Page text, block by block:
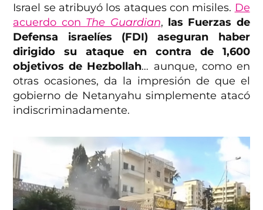
Israel se atribuyó los ataques con misiles. De
acuerdo con The Guardian, las Fuerzas de
Defensa israelíes (FDI) aseguran haber
dirigido su ataque en contra de 1,600
objetivos de Hezbollah… aunque, como en
otras ocasiones, da la impresión de que el
gobierno de Netanyahu simplemente atacó
indiscriminadamente.